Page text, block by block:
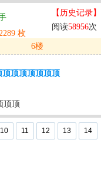
枚
【历史记录】
阅读58956次
6楼
顶顶顶顶顶顶
顶顶
10 11 12 13
14